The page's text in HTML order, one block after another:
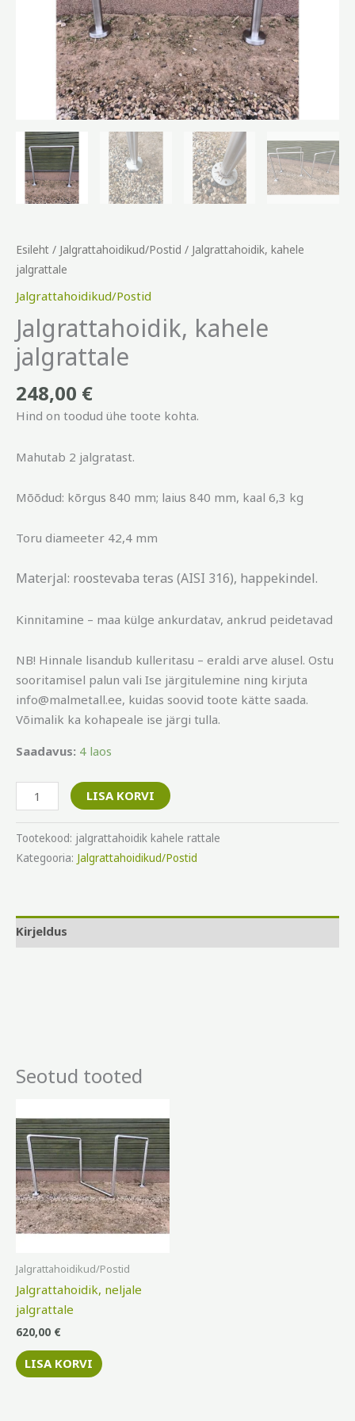
Esileht / Jalgrattahoidikud/Postid / Jalgrattahoidik, kahele
jalgrattale
Jalgrattahoidikud/Postid
Jalgrattahoidik, kahele
jalgrattale
248,00 €
Hind on toodud ühe toote kohta.
Mahutab 2 jalgratast.
Mõõdud: kõrgus 840 mm; laius 840 mm, kaal 6,3 kg
Toru diameeter 42,4 mm
Materjal: roostevaba teras (AISI 316), happekindel.
Kinnitamine – maa külge ankurdatav, ankrud peidetavad
NB! Hinnale lisandub kulleritasu – eraldi arve alusel. Ostu
sooritamisel palun vali Ise järgitulemine ning kirjuta
info@malmetall.ee, kuidas soovid toote kätte saada.
Võimalik ka kohapeale ise järgi tulla.
Saadavus: 4 laos
LISA KORVI
Tootekood: jalgrattahoidik kahele rattale
Kategooria: Jalgrattahoidikud/Postid
Kirjeldus
Seotud tooted
Jalgrattahoidikud/Postid
Jalgrattahoidik, neljale
jalgrattale
620,00 €
LISA KORVI